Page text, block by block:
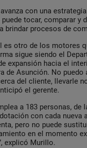
con una
tocar, comparar y
brindar procesos de
es otro de los motores
sigue siendo el
expansión hacia el
de Asunción. No puedo
del cliente, llevarle
el gerente.
a 183 personas, de
con cada nueva
pero no puede
en el momento
explicó Murillo.